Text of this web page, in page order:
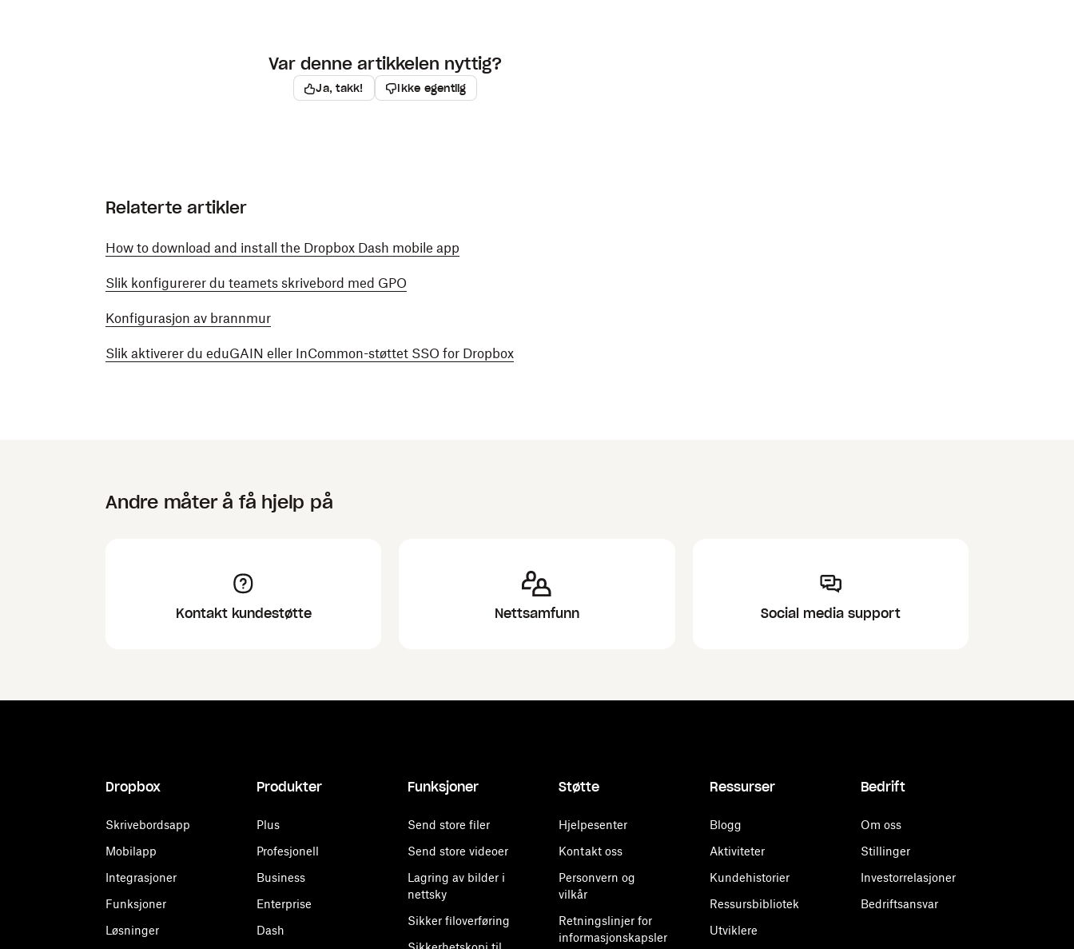
Var denne artikkelen nyttig?
Ja, takk! Ikke egentlig
Relaterte artikler
How to download and install the Dropbox Dash mobile app
Slik konfigurerer du teamets skrivebord med GPO
Konfigurasjon av brannmur
Slik aktiverer du eduGAIN eller InCommon-støttet SSO for Dropbox
Andre måter å få hjelp på
Kontakt kundestøtte Nettsamfunn Social media support
Dropbox
Skrivebordsapp
Mobilapp
Integrasjoner
Funksjoner
Løsninger
Produkter
Plus
Profesjonell
Business
Enterprise
Dash
Funksjoner
Send store filer
Send store videoer
Lagring av bilder i
nettsky
Sikker filoverføring
Støtte
Hjelpesenter
Kontakt oss
Personvern og
vilkår
Retningslinjer for
informasjonskapsler
Ressurser
Blogg
Aktiviteter
Kundehistorier
Ressursbibliotek
Utviklere
Bedrift
Om oss
Stillinger
Investorrelasjoner
Bedriftsansvar